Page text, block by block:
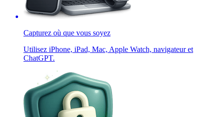
Capturez où que vous soyez
Utilisez iPhone, iPad, Mac, Apple Watch, navigateur et
ChatGPT.